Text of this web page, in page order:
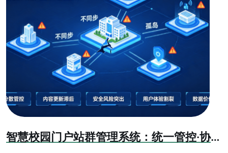
智慧校园门户站群管理系统：统一管控·协同共享·安全可控·数据赋能方案